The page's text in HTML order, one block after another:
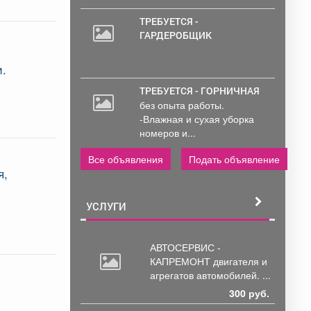
ТРЕБУЕТСЯ -
ГАРДЕРОБЩИК
ТРЕБУЕТСЯ - ГОРНИЧНАЯ
без опыта работы.
-Влажная и сухая уборка
номеров и...
Все объявления
Подать объявление
УСЛУГИ
АВТОСЕРВИС -
КАПРЕМОНТ двигателя и
агрегатов автомобилей. ...
300 руб.